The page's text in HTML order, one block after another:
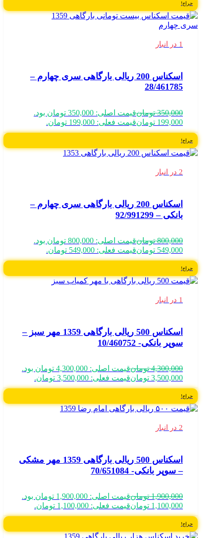
حراج!
1 در انبار
اسکناس 200 ریالی بارگاهی سری چهارم –
28/461785
350,000 تومانقیمت اصلی: 350,000 تومان بود.
199,000 تومانقیمت فعلی: 199,000 تومان.
حراج!
2 در انبار
اسکناس 200 ریالی بارگاهی سری چهارم –
بانکی – 92/991299
800,000 تومانقیمت اصلی: 800,000 تومان بود.
549,000 تومانقیمت فعلی: 549,000 تومان.
حراج!
1 در انبار
اسکناس 500 ریالی بارگاهی 1359 مهر سبز –
سوپر بانکی- 10/460752
4,300,000 تومانقیمت اصلی: 4,300,000 تومان بود.
3,500,000 تومانقیمت فعلی: 3,500,000 تومان.
حراج!
2 در انبار
اسکناس 500 ریالی بارگاهی 1359 مهر مشکی
– سوپر بانکی- 70/651084
1,900,000 تومانقیمت اصلی: 1,900,000 تومان بود.
1,100,000 تومانقیمت فعلی: 1,100,000 تومان.
حراج!